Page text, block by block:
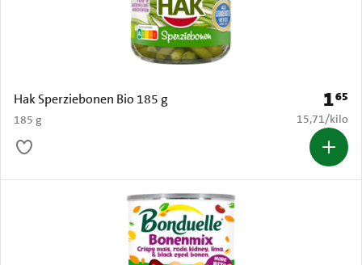
Hak Sperziebonen Bio 185 g
185 g
Prijs:
165
€ 15,71 per
15,71/kilo